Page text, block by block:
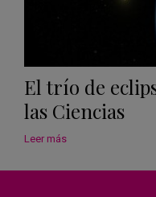
El trío de
las Ciencias
Leer más